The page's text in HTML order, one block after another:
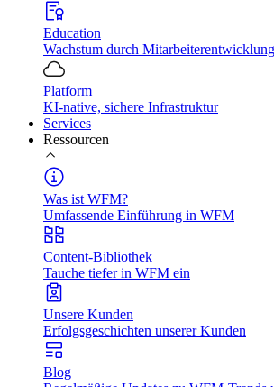
Education
Wachstum durch Mitarbeiterentwicklung
Platform
KI-native, sichere Infrastruktur
Services
Ressourcen
Was ist WFM?
Umfassende Einführung in WFM
Content-Bibliothek
Tauche tiefer in WFM ein
Unsere Kunden
Erfolgsgeschichten unserer Kunden
Blog